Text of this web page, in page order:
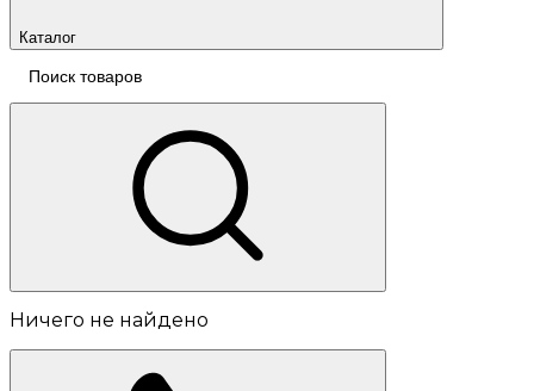
Каталог
Ничего не найдено